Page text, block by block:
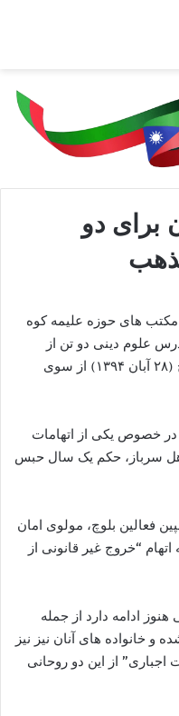
برای دو
های حوزه علیمه کوه
علوم دینی دو تن از
روحانیون منطقه سرباز اند که در مورخ (۲۸ آبان ۱۳۹۴) از سوی
در خصوص یکی از اتهامات
سرباز، حکم یک سال حبس
فعالین بلوچ، مولوی امان
“خروج غیر قانونی از
ادامه دارد از جمله
و خانواده های آنان نیز نیز
اجباری” از این دو روحانی